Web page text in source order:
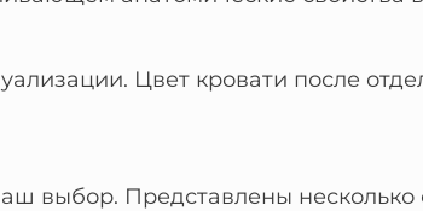
Цвет кровати после
выбор. Представлены несколько